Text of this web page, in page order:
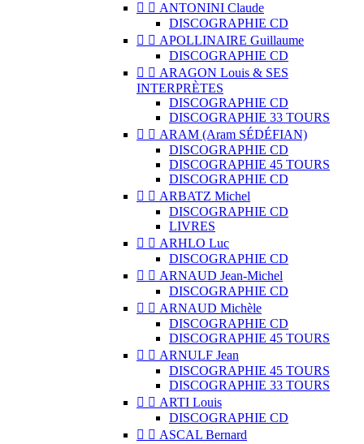
  ANTONINI Claude
DISCOGRAPHIE CD
  APOLLINAIRE Guillaume
DISCOGRAPHIE CD
  ARAGON Louis & SES
INTERPRÈTES
DISCOGRAPHIE CD
DISCOGRAPHIE 33 TOURS
  ARAM (Aram SÉDÉFIAN)
DISCOGRAPHIE CD
DISCOGRAPHIE 45 TOURS
DISCOGRAPHIE CD
  ARBATZ Michel
DISCOGRAPHIE CD
LIVRES
  ARHLO Luc
DISCOGRAPHIE CD
  ARNAUD Jean-Michel
DISCOGRAPHIE CD
  ARNAUD Michèle
DISCOGRAPHIE CD
DISCOGRAPHIE 45 TOURS
  ARNULF Jean
DISCOGRAPHIE 45 TOURS
DISCOGRAPHIE 33 TOURS
  ARTI Louis
DISCOGRAPHIE CD
  ASCAL Bernard